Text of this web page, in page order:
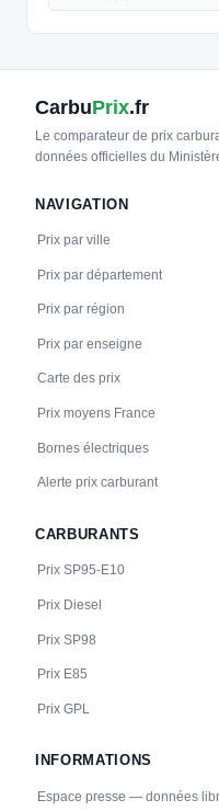
CarbuPrix.fr
Le comparateur de prix
données officielles du
NAVIGATION
Prix par ville
Prix par département
Prix par région
Prix par enseigne
Carte des prix
Prix moyens France
Bornes électriques
Alerte prix carburant
CARBURANTS
Prix SP95-E10
Prix Diesel
Prix SP98
Prix E85
Prix GPL
INFORMATIONS
Espace presse — données